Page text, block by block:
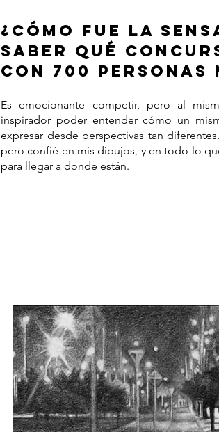
¿CÓMO FUE LA
SABER QUÉ
CON 700 PERSONAS
Es emocionante competir, pero al
inspirador poder entender cómo un
expresar desde perspectivas tan
pero confié en mis dibujos, y en todo lo
para llegar a donde están.